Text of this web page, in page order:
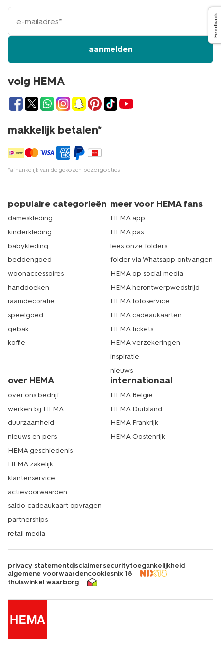
volg HEMA
makkelijk betalen*
*afhankelijk van de gekozen bezorgopties
e-
mailadres
aanmelden
populaire categorieën
dameskleding
kinderkleding
babykleding
beddengoed
woonaccessoires
handdoeken
raamdecoratie
speelgoed
gebak
koffie
meer voor HEMA fans
HEMA app
HEMA pas
lees onze folders
folder via Whatsapp ontvangen
HEMA op social media
HEMA herontwerpwedstrijd
HEMA fotoservice
HEMA cadeaukaarten
HEMA tickets
HEMA verzekeringen
inspiratie
nieuws
over HEMA
over ons bedrijf
werken bij HEMA
duurzaamheid
nieuws en pers
HEMA geschiedenis
HEMA zakelijk
klantenservice
actievoorwaarden
saldo cadeaukaart opvragen
partnerships
retail media
internationaal
HEMA België
HEMA Duitsland
HEMA Frankrijk
HEMA Oostenrijk
privacy statementdisclaimersecuritytoegankelijkheid
algemene voorwaardencookiesnix 18
thuiswinkel waarborg
Feedback